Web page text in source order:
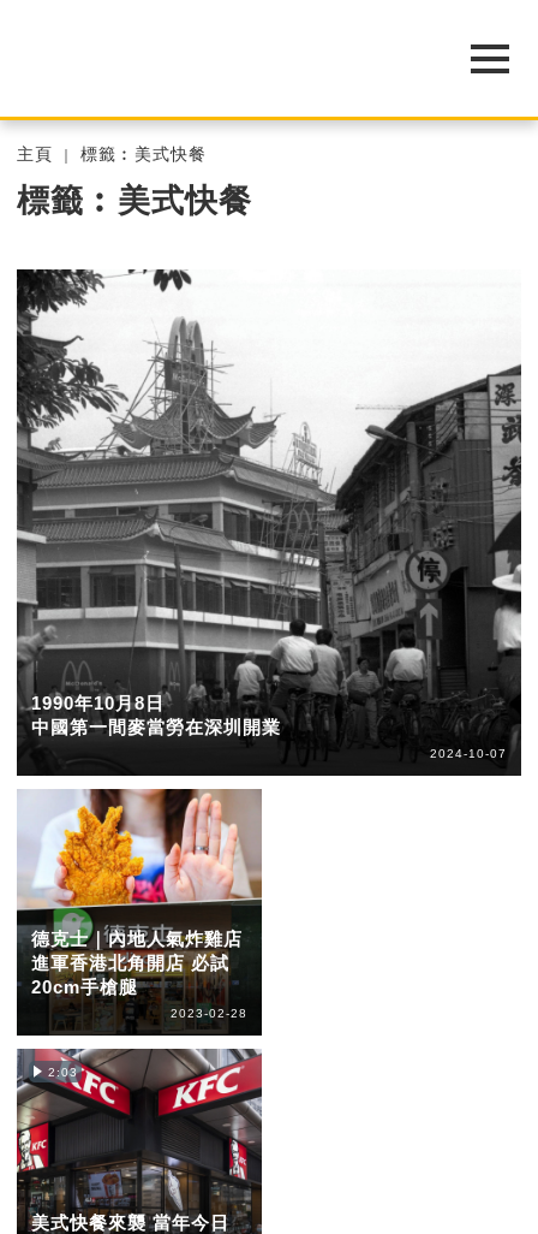
主頁 標籤︰美式快餐
標籤︰美式快餐
1990年10月8日
中國第一間麥當勞在深圳開業
2024-10-07
德克士｜內地人氣炸雞店
進軍香港北角開店 必試
20cm手槍腿
2023-02-28
2:03
美式快餐來襲 當年今日